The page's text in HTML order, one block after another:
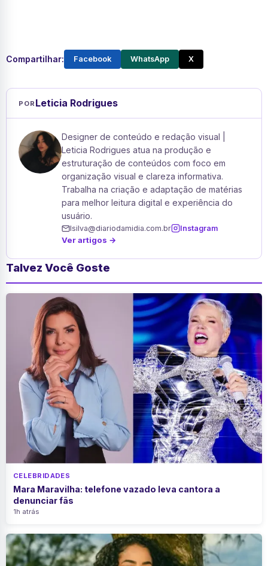
Compartilhar: Facebook WhatsApp X
POR Leticia Rodrigues
Designer de conteúdo e redação visual |
Leticia Rodrigues atua na produção e
estruturação de conteúdos com foco em
organização visual e clareza informativa.
Trabalha na criação e adaptação de matérias
para melhor leitura digital e experiência do
usuário.
lsilva@diariodamidia.com.br Instagram
Ver artigos →
Talvez Você Goste
CELEBRIDADES
Mara Maravilha: telefone vazado leva cantora a
denunciar fãs
1h atrás